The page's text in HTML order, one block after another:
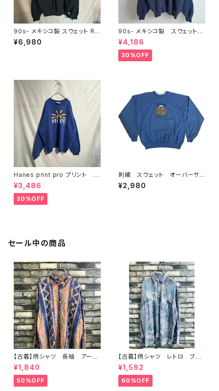
90s- メキシコ製 スウェット Ru
ssel Athletic ブラック
¥6,980
90s- メキシコ製 スウェット
Russel Athletic ネイビー
¥4,186
30%OFF
Hanes print pro プリント ス
ウェット L ブルー
¥3,486
30%OFF
刺繍 スウェット オーバーサイ
ズ ベア
¥2,980
セール中の商品
【古着】柄シャツ 長袖 アー
ト レトロ クレイジー ブル
ー レーヨン
¥1,840
50%OFF
【古着】柄シャツ レトロ ブル
ー系 アート
¥1,592
60%OFF